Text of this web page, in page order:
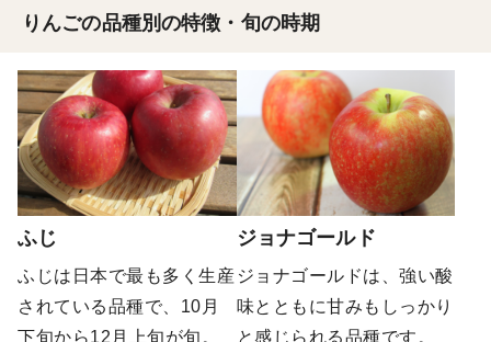
りんごの品種別の特徴・旬の時期
ふじ
ふじは日本で最も多く生産
されている品種で、10月
下旬から12月上旬が旬。
ジョナゴールド
ジョナゴールドは、強い酸
味とともに甘みもしっかり
と感じられる品種です。